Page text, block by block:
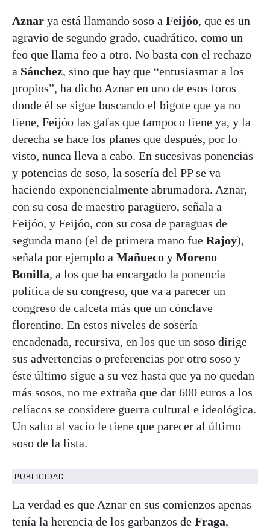
Aznar ya está llamando soso a Feijóo, que es un
agravio de segundo grado, cuadrático, como un
feo que llama feo a otro. No basta con el rechazo
a Sánchez, sino que hay que “entusiasmar a los
propios”, ha dicho Aznar en uno de esos foros
donde él se sigue buscando el bigote que ya no
tiene, Feijóo las gafas que tampoco tiene ya, y la
derecha se hace los planes que después, por lo
visto, nunca lleva a cabo. En sucesivas ponencias
y potencias de soso, la sosería del PP se va
haciendo exponencialmente abrumadora. Aznar,
con su cosa de maestro paragüero, señala a
Feijóo, y Feijóo, con su cosa de paraguas de
segunda mano (el de primera mano fue Rajoy),
señala por ejemplo a Mañueco y Moreno
Bonilla, a los que ha encargado la ponencia
política de su congreso, que va a parecer un
congreso de calceta más que un cónclave
florentino. En estos niveles de sosería
encadenada, recursiva, en los que un soso dirige
sus advertencias o preferencias por otro soso y
éste último sigue a su vez hasta que ya no quedan
más sosos, no me extraña que dar 600 euros a los
celíacos se considere guerra cultural e ideológica.
Un salto al vacío le tiene que parecer al último
soso de la lista.
PUBLICIDAD
La verdad es que Aznar en sus comienzos apenas
tenía la herencia de los garbanzos de Fraga,